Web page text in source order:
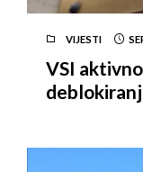
VIJESTI
VSI